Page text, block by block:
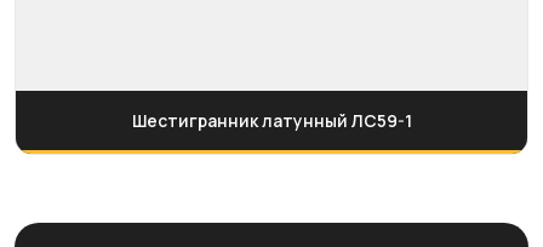
Шестигранник латунный ЛС59-1